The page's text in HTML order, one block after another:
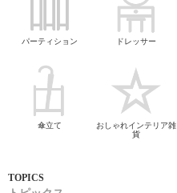
パーティション ドレッサー
傘立て
おしゃれインテリア雑
貨